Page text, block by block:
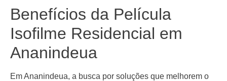
Benefícios da Película
Isofilme Residencial em
Ananindeua
Em Ananindeua, a busca por soluções que melhorem o